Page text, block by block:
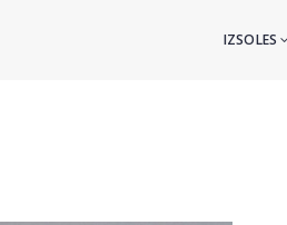
IZSOLES